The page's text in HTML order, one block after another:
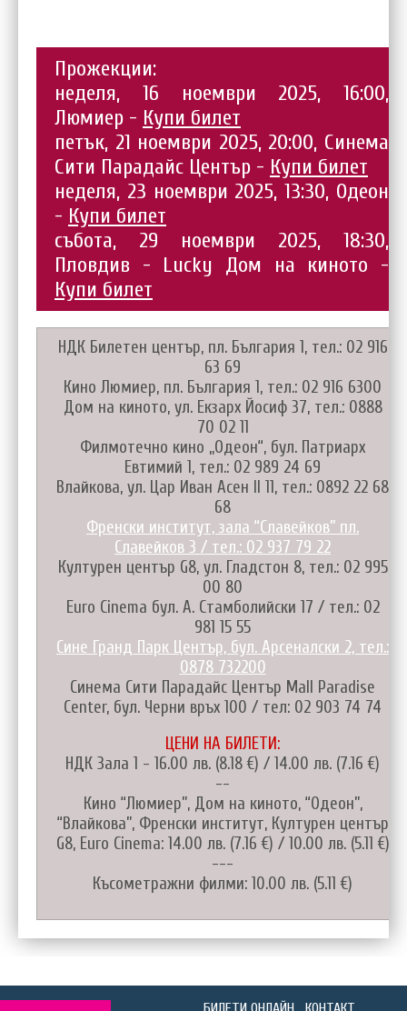
Прожекции:
неделя, 16 ноември 2025, 16:00,
Люмиер - Купи билет
петък, 21 ноември 2025, 20:00, Синема
Сити Парадайс Център - Купи билет
неделя, 23 ноември 2025, 13:30, Одеон
- Купи билет
събота, 29 ноември 2025, 18:30,
Пловдив - Lucky Дом на киното -
Купи билет
НДК Билетен център, пл. България 1, тел.: 02 916
63 69
Кино Люмиер, пл. България 1, тел.: 02 916 6300
Дом на киното, ул. Екзарх Йосиф 37, тел.: 0888
70 02 11
Филмотечно кино „Одеон“, бул. Патриарх
Евтимий 1, тел.: 02 989 24 69
Влайкова, ул. Цар Иван Асен II 11, тел.: 0892 22 68
68
Френски институт, зала “Славейков” пл.
Славейков 3 / тел.: 02 937 79 22
Културен център G8, ул. Гладстон 8, тел.: 02 995
00 80
Euro Cinema бул. А. Стамболийски 17 / тел.: 02
981 15 55
Сине Гранд Парк Център, бул. Арсеналски 2, тел.:
0878 732200
Синема Сити Парадайс Център Mall Paradise
Center, бул. Черни връх 100 / тел: 02 903 74 74
ЦЕНИ НА БИЛЕТИ:
НДК Зала 1 - 16.00 лв. (8.18 €) / 14.00 лв. (7.16 €)
--
Кино “Люмиер”, Дом на киното, “Одеон”,
“Влайкова”, Френски институт, Културен център
G8, Euro Cinema: 14.00 лв. (7.16 €) / 10.00 лв. (5.11 €)
---
Късометражни филми: 10.00 лв. (5.11 €)